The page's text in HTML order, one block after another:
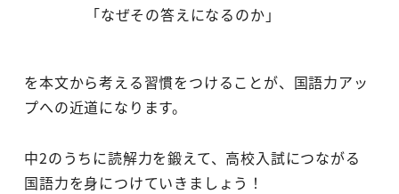
「なぜその答えになるのか」
を本文から考える習慣をつけることが、国語力アッ
プへの近道になります。
中2のうちに読解力を鍛えて、高校入試につながる
国語力を身につけていきましょう！